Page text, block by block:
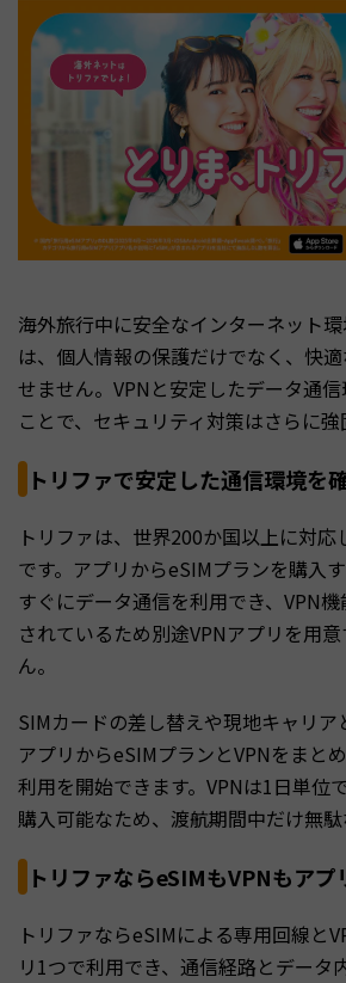
海外旅行中に安全なインターネット
は、個人情報の保護だけでなく、快
せません。VPNと安定したデータ通
ことで、セキュリティ対策はさらに強
トリファで安定した通信環境を
トリファは、世界200か国以上に対応
です。アプリからeSIMプランを購入
すぐにデータ通信を利用でき、VPN
されているため別途VPNアプリを用
ん。
SIMカードの差し替えや現地キャリア
アプリからeSIMプランとVPNをまと
利用を開始できます。VPNは1日単位
購入可能なため、渡航期間中だけ無駄
トリファならeSIMもVPNもア
トリファならeSIMによる専用回線と
リ1つで利用でき、通信経路とデータ